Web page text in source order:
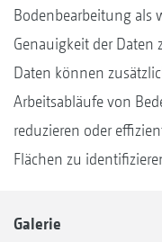
Bodenbearbeitung als
Genauigkeit der Daten
Daten können
Arbeitsabläufe von
reduzieren oder
Flächen zu
Galerie